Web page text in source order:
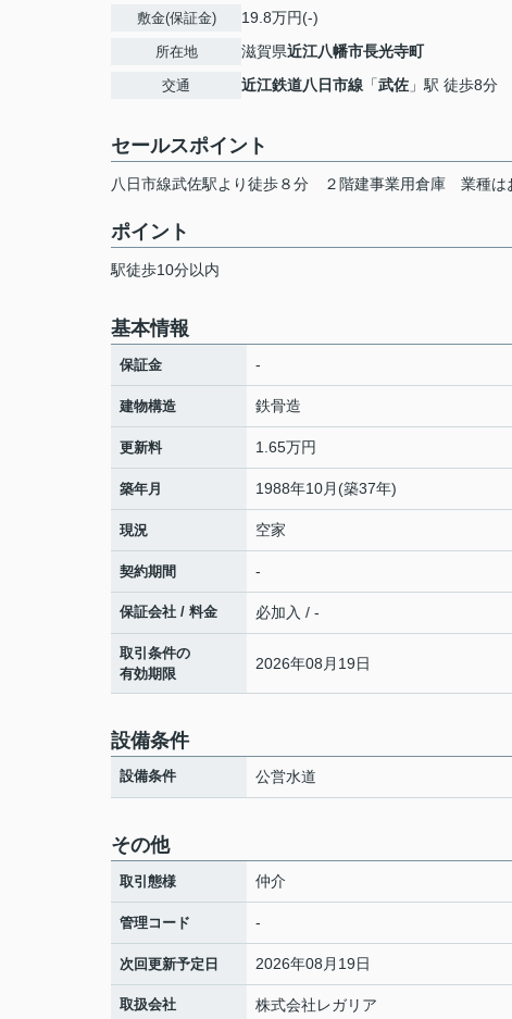
敷金(保証金) 19.8万円(-)
所在地 滋賀県近江八幡市長光寺町
交通 近江鉄道八日市線 「武佐 」駅 徒歩8分
セールスポイント
八日市線武佐駅より徒歩８分 ２階建事業用倉庫 業種は
ポイント
駅徒歩10分以内
基本情報
保証金 -
建物構造 鉄骨造
更新料 1.65万円
築年月 1988年10月(築37年)
現況 空家
契約期間 -
保証会社 / 料金 必加入 / -
取引条件の
有効期限
2026年08月19日
設備条件
設備条件 公営水道
その他
取引態様 仲介
管理コード -
次回更新予定日 2026年08月19日
取扱会社
株式会社レガリア